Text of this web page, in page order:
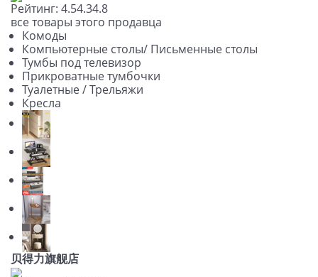
Рейтинг: 4.54.34.8
все товары этого продавца
Комоды
Компьютерные столы/ Письменные столы
Тумбы под телевизор
Прикроватные тумбочки
Туалетные / Трельяжи
Кресла
贝得力旗舰店